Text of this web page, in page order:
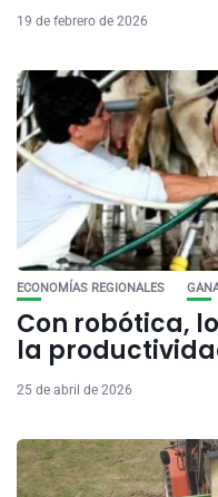
19 de febrero de 2026
ECONOMÍAS REGIONALES
Con robótica,
la
25 de abril de 2026